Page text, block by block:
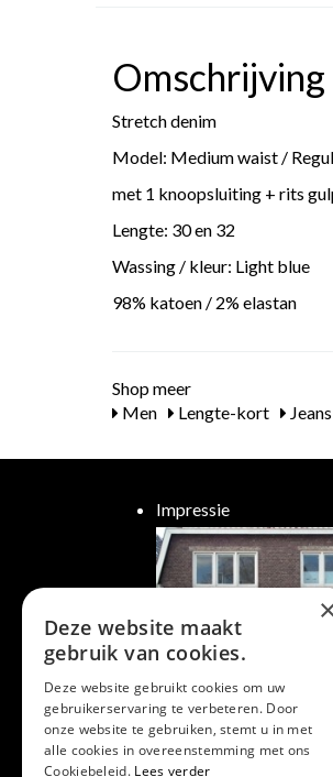
Omschrijving
Stretch denim
Model: Medium waist /
met 1 knoopsluiting + rits
Lengte: 30 en 32
Wassing / kleur: Light blue
98% katoen / 2% elastan
Shop meer
Men
Lengte-kort Jeans
Impressie
Klantenservice
Verzending/
Deze website maakt
gebruik van cookies.
Deze website gebruikt cookies om uw
gebruikerservaring te verbeteren. Door
onze website te gebruiken, stemt u in met
alle cookies in overeenstemming met ons
Cookiebeleid. Lees verder